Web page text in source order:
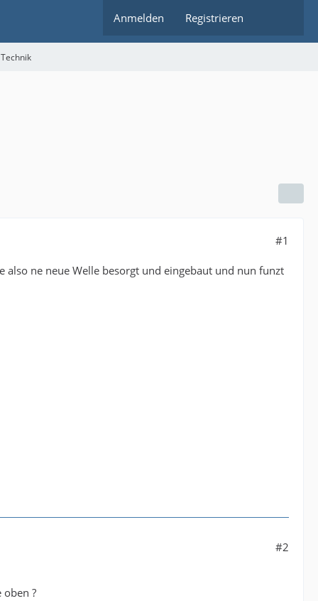
Anmelden Registrieren
#1
also ne neue Welle besorgt und eingebaut und nun funzt
#2
?